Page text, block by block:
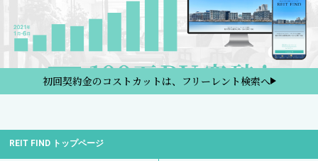
初回契約金のコストカットは、フリーレント検索へ
REIT FIND トップページ